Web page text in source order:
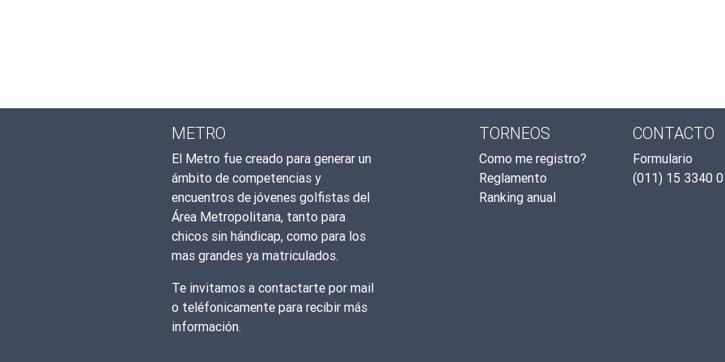
METRO
El Metro fue creado para generar un
ámbito de competencias y
encuentros de jóvenes golfistas del
Área Metropolitana, tanto para
chicos sin hándicap, como para los
mas grandes ya matriculados.
Te invitamos a contactarte por mail
o teléfonicamente para recibir más
información.
TORNEOS
Como me registro?
Reglamento
Ranking anual
CONTACTO
Formulario
(011) 15 3340